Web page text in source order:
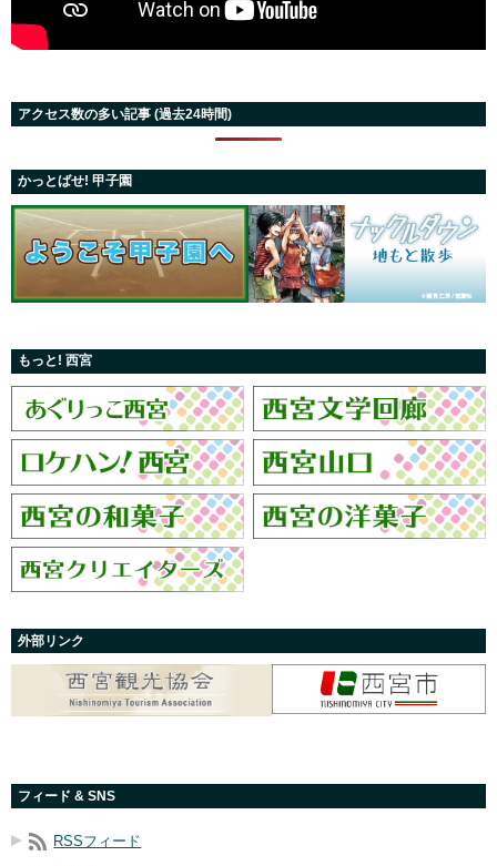
アクセス数の多い記事 (過去24時間)
かっとばせ! 甲子園
もっと! 西宮
外部リンク
フィード & SNS
RSSフィード